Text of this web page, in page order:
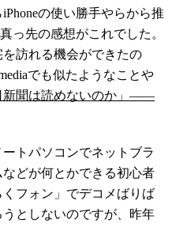
の使い勝手やらから推
っ先の感想がこれでした。
訪れる機会ができたの
でも似たようなことや
新聞は読めないのか」――
トパソコンでネットブラ
どが何とかできる初心者
フォン」でデコメばりば
としないのですが、昨年